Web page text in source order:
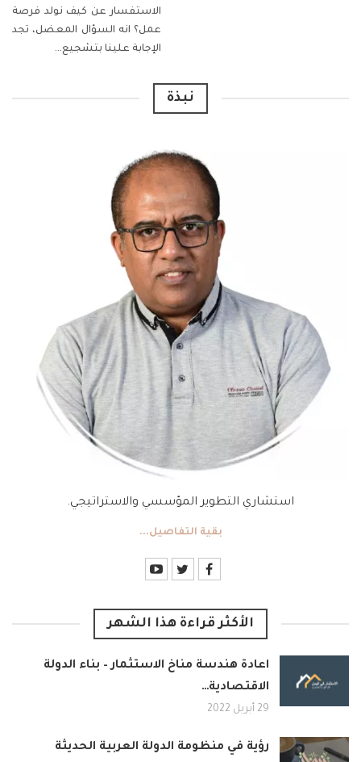
الاستفسار عن كيف نولد فرصة
عمل؟ انه السؤال المعضل، تجد
الإجابة علينا بتشجيع…
نبذة
استشاري التطوير المؤسسي والاستراتيجي.
بقية التفاصيل...
الأكثر قراءة هذا الشهر
اعادة هندسة مناخ الاستثمار – بناء الدولة
الاقتصادية…
29 أبريل 2022
رؤية في منظومة الدولة العربية الحديثة